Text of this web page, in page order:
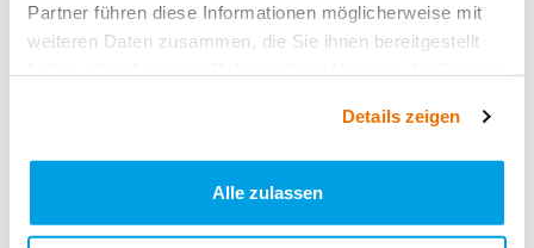
Partner führen diese Informationen möglicherweise mit
weiteren Daten zusammen, die Sie ihnen bereitgestellt
Details zeigen
Alle zulassen